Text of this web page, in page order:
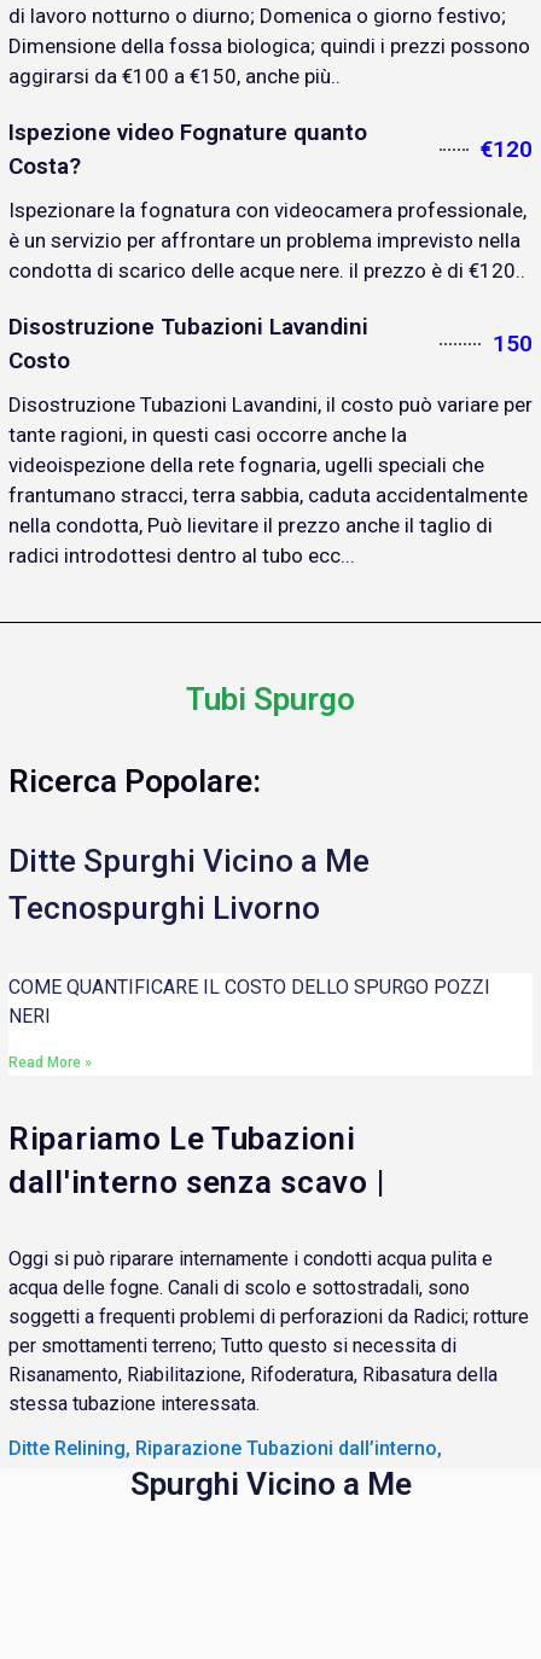
di lavoro notturno o diurno; Domenica o giorno festivo;
Dimensione della fossa biologica; quindi i prezzi possono
aggirarsi da €100 a €150, anche più..
Ispezione video Fognature quanto
Costa?
€120
Ispezionare la fognatura con videocamera professionale,
è un servizio per affrontare un problema imprevisto nella
condotta di scarico delle acque nere. il prezzo è di €120..
Disostruzione Tubazioni Lavandini
Costo
150
Disostruzione Tubazioni Lavandini, il costo può variare per
tante ragioni, in questi casi occorre anche la
videoispezione della rete fognaria, ugelli speciali che
frantumano stracci, terra sabbia, caduta accidentalmente
nella condotta, Può lievitare il prezzo anche il taglio di
radici introdottesi dentro al tubo ecc...
Tubi Spurgo
Ricerca Popolare:
Ditte Spurghi Vicino a Me
Tecnospurghi Livorno
COME QUANTIFICARE IL COSTO DELLO SPURGO POZZI
NERI
Read More »
Ripariamo Le Tubazioni
dall'interno senza scavo |
Oggi si può riparare internamente i condotti acqua pulita e
acqua delle fogne. Canali di scolo e sottostradali, sono
soggetti a frequenti problemi di perforazioni da Radici; rotture
per smottamenti terreno; Tutto questo si necessita di
Risanamento, Riabilitazione, Rifoderatura, Ribasatura della
stessa tubazione interessata.
Ditte Relining, Riparazione Tubazioni dall’interno,
Spurghi Vicino a Me